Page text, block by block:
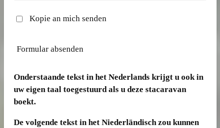
Kopie an mich senden
Formular absenden
Onderstaande tekst in het Nederlands krijgt u ook in
uw eigen taal toegestuurd als u deze stacaravan
boekt.
De volgende tekst in het Niederländisch zou kunnen